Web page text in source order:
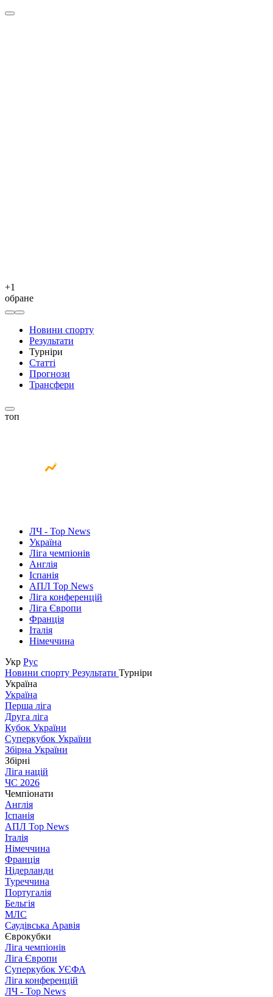
+1
обране
Новини спорту
Результати
Турніри
Статті
Прогнози
Трансфери
топ
ЛЧ - Top News
Україна
Ліга чемпіонів
Англія
Іспанія
АПЛ Top News
Ліга конференцій
Ліга Європи
Франція
Італія
Німеччина
Укр Рус
Новини спорту Результати Турніри
Україна
Україна
Перша ліга
Друга ліга
Кубок України
Суперкубок України
Збірна України
Збірні
Ліга націй
ЧС 2026
Чемпіонати
Англія
Іспанія
АПЛ Top News
Італія
Німеччина
Франція
Нідерланди
Туреччина
Португалія
Бельгія
МЛС
Саудівська Аравія
Єврокубки
Ліга чемпіонів
Ліга Європи
Суперкубок УЄФА
Ліга конференцій
ЛЧ - Top News